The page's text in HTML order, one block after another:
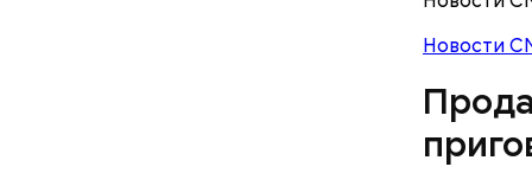
Новости
Фото:
которая
дней